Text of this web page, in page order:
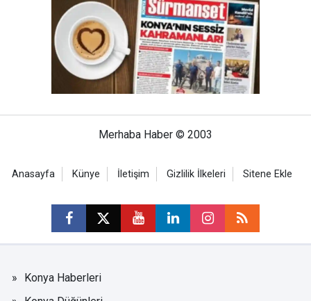
Merhaba Haber © 2003
Anasayfa Künye İletişim Gizlilik İlkeleri Sitene Ekle
Konya Haberleri